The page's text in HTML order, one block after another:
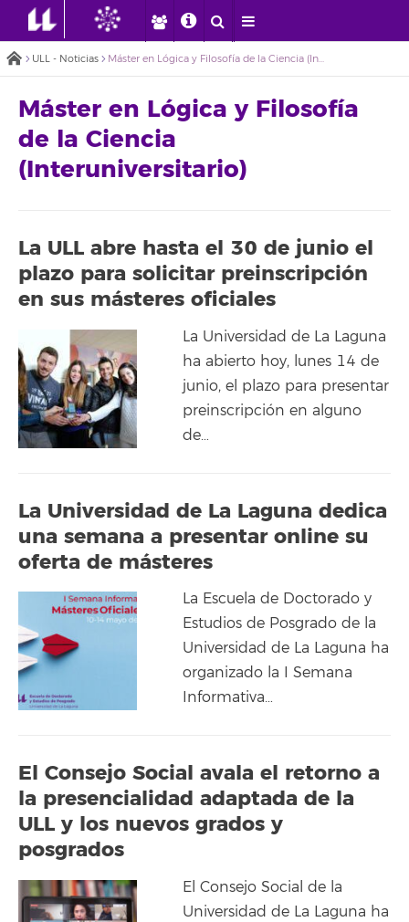
ULL - Noticias Máster en Lógica y Filosofía de la Ciencia (Interuniversitario)
Máster en Lógica y Filosofía
de la Ciencia
(Interuniversitario)
La ULL abre hasta el 30 de junio el
plazo para solicitar preinscripción
en sus másteres oficiales
La Universidad de La Laguna
ha abierto hoy, lunes 14 de
junio, el plazo para presentar
preinscripción en alguno
de…
La Universidad de La Laguna dedica
una semana a presentar online su
oferta de másteres
La Escuela de Doctorado y
Estudios de Posgrado de la
Universidad de La Laguna ha
organizado la I Semana
Informativa…
El Consejo Social avala el retorno a
la presencialidad adaptada de la
ULL y los nuevos grados y
posgrados
El Consejo Social de la
Universidad de La Laguna ha